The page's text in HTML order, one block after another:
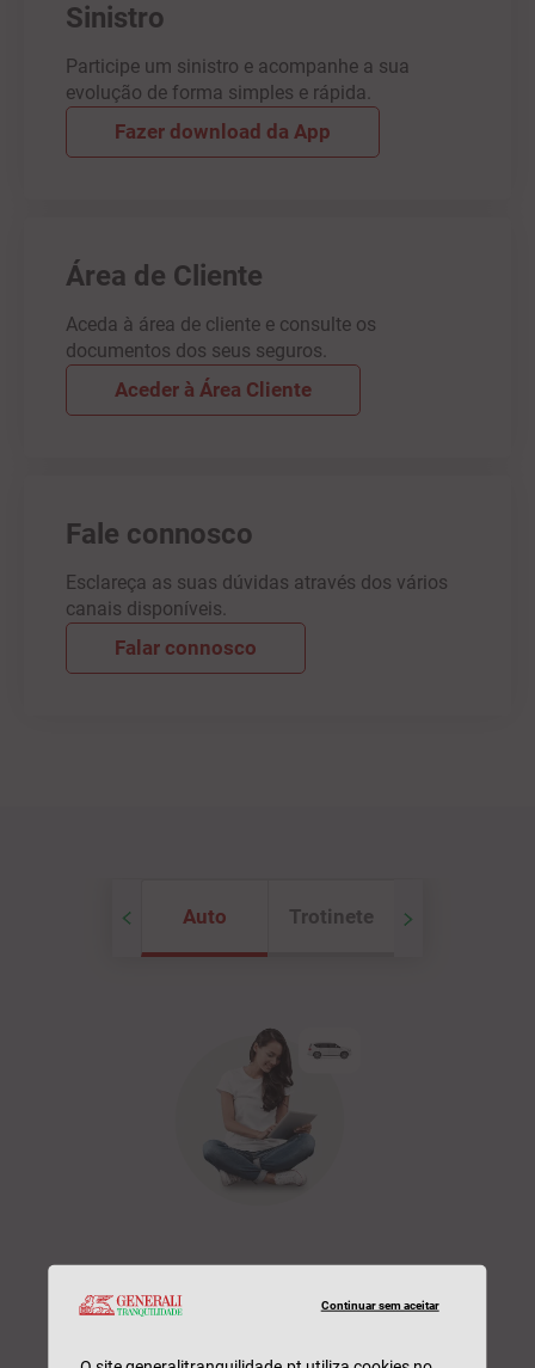
Sinistro
Participe um sinistro e acompanhe a sua
evolução de forma simples e rápida.
Fazer download da App
Área de Cliente
Aceda à área de cliente e consulte os
documentos dos seus seguros.
Aceder à Área Cliente
Fale connosco
Esclareça as suas dúvidas através dos vários
canais disponíveis.
Falar connosco
Trotinete Saúde
Seguro Bicicleta e
Trotinete
Continuar sem aceitar